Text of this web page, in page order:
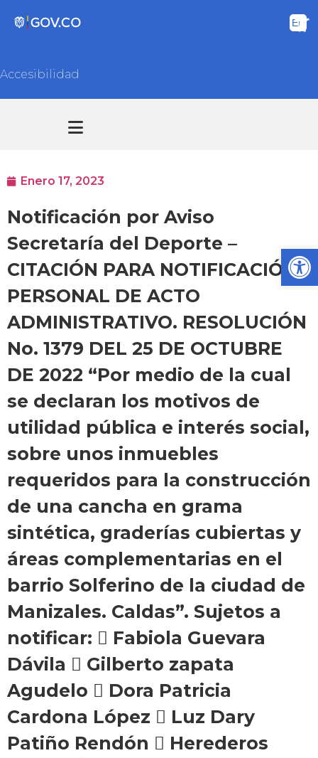
Accesibilidad
Enero 17, 2023
Notificación por Aviso
Secretaría del Deporte –
CITACIÓN PARA NOTIFICACIÓN
PERSONAL DE ACTO
ADMINISTRATIVO. RESOLUCIÓN
No. 1379 DEL 25 DE OCTUBRE
DE 2022 “Por medio de la cual
se declaran los motivos de
utilidad pública e interés social,
sobre unos inmuebles
requeridos para la construcción
de una cancha en grama
sintética, graderías cubiertas y
áreas complementarias en el
barrio Solferino de la ciudad de
Manizales. Caldas”. Sujetos a
notificar:  Fabiola Guevara
Dávila  Gilberto zapata
Agudelo  Dora Patricia
Cardona López  Luz Dary
Patiño Rendón  Herederos